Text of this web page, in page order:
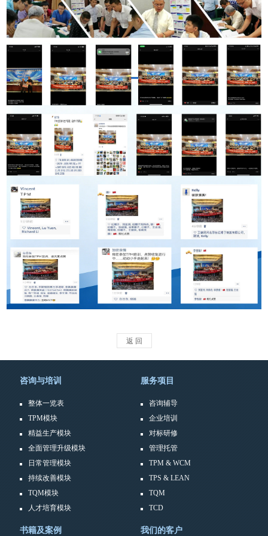
返 回
咨询与培训
整体一览表
TPM模块
精益生产模块
全面管理升级模块
日常管理模块
持续改善模块
TQM模块
人才培育模块
服务项目
咨询辅导
企业培训
对标研修
管理托管
TPM & WCM
TPS & LEAN
TQM
TCD
书籍及案例 我们的客户